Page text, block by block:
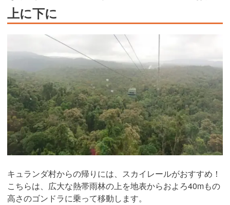
上に下に
キュランダ村からの帰りには、スカイレールがおすすめ！
こちらは、広大な熱帯雨林の上を地表からおよろ40mもの
高さのゴンドラに乗って移動します。